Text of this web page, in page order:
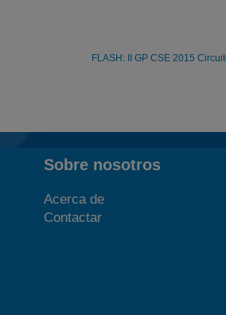
FLASH: II GP CSE 2015
Sobre nosotros
Acerca de
Contactar